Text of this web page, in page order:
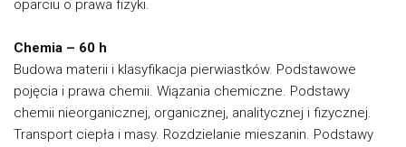
oparciu o prawa fizyki.
Chemia – 60 h
Budowa materii i klasyfikacja pierwiastków. Podstawowe
pojęcia i prawa chemii. Wiązania chemiczne. Podstawy
chemii nieorganicznej, organicznej, analitycznej i fizycznej.
Transport ciepła i masy. Rozdzielanie mieszanin. Podstawy